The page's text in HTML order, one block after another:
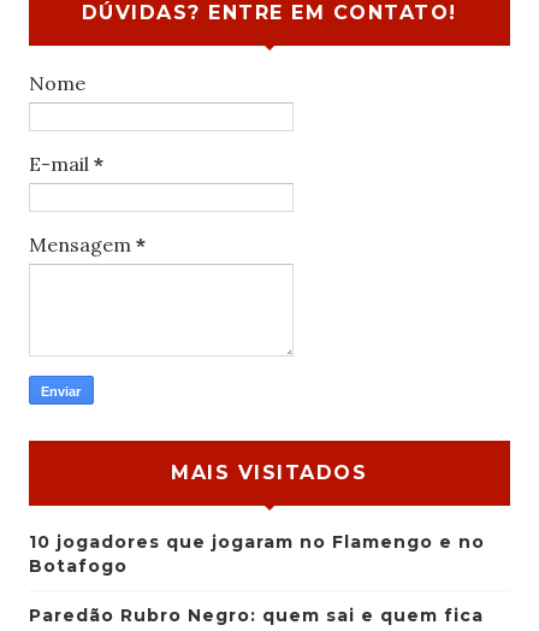
DÚVIDAS? ENTRE EM CONTATO!
Nome
E-mail *
Mensagem *
MAIS VISITADOS
10 jogadores que jogaram no Flamengo e no
Botafogo
Paredão Rubro Negro: quem sai e quem fica